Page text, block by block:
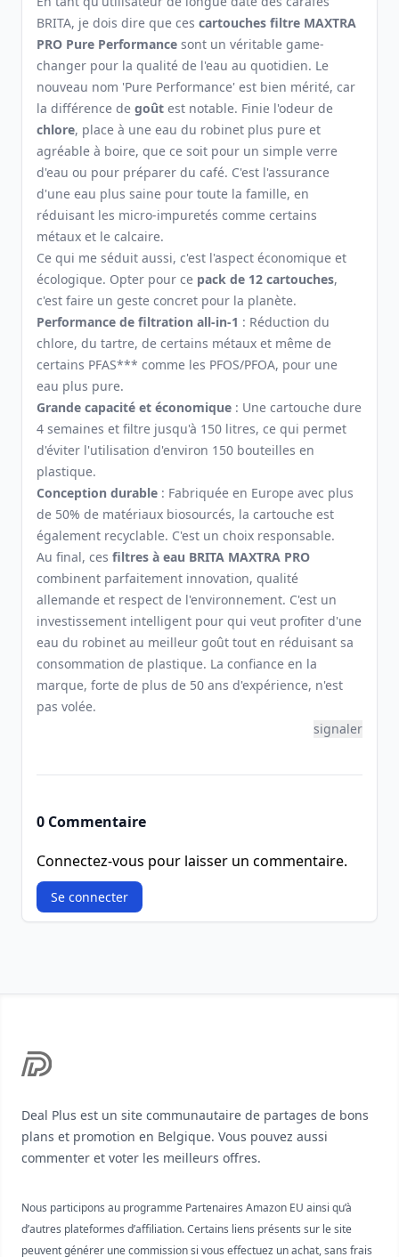
BRITA, je dois dire que ces cartouches filtre MAXTRA
PRO Pure Performance sont un véritable game-
changer pour la qualité de l'eau au quotidien. Le
nouveau nom 'Pure Performance' est bien mérité, car
la différence de goût est notable. Finie l'odeur de
chlore, place à une eau du robinet plus pure et
agréable à boire, que ce soit pour un simple verre
d'eau ou pour préparer du café. C'est l'assurance
d'une eau plus saine pour toute la famille, en
réduisant les micro-impuretés comme certains
métaux et le calcaire.
Ce qui me séduit aussi, c'est l'aspect économique et
écologique. Opter pour ce pack de 12 cartouches,
c'est faire un geste concret pour la planète.
Performance de filtration all-in-1 : Réduction du
chlore, du tartre, de certains métaux et même de
certains PFAS*** comme les PFOS/PFOA, pour une
eau plus pure.
Grande capacité et économique : Une cartouche dure
4 semaines et filtre jusqu'à 150 litres, ce qui permet
d'éviter l'utilisation d'environ 150 bouteilles en
plastique.
Conception durable : Fabriquée en Europe avec plus
de 50% de matériaux biosourcés, la cartouche est
également recyclable. C'est un choix responsable.
Au final, ces filtres à eau BRITA MAXTRA PRO
combinent parfaitement innovation, qualité
allemande et respect de l'environnement. C'est un
investissement intelligent pour qui veut profiter d'une
eau du robinet au meilleur goût tout en réduisant sa
consommation de plastique. La confiance en la
marque, forte de plus de 50 ans d'expérience, n'est
pas volée.
signaler
0 Commentaire
Connectez-vous pour laisser un commentaire.
Se connecter
Deal Plus est un site communautaire de partages de bons
plans et promotion en Belgique. Vous pouvez aussi
commenter et voter les meilleurs offres.
Nous participons au programme Partenaires Amazon EU ainsi qu’à
d’autres plateformes d’affiliation. Certains liens présents sur le site
peuvent générer une commission si vous effectuez un achat, sans frais